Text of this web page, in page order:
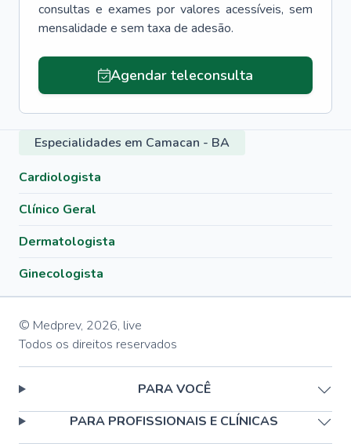
consultas e exames por valores acessíveis, sem
mensalidade e sem taxa de adesão.
Agendar teleconsulta
Especialidades em Camacan - BA
Cardiologista
Clínico Geral
Dermatologista
Ginecologista
© Medprev, 2026, live
Todos os direitos reservados
PARA VOCÊ
PARA PROFISSIONAIS E CLÍNICAS